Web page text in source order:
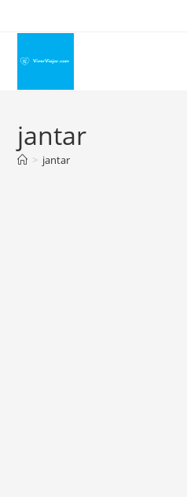
conteúdo
jantar
> jantar